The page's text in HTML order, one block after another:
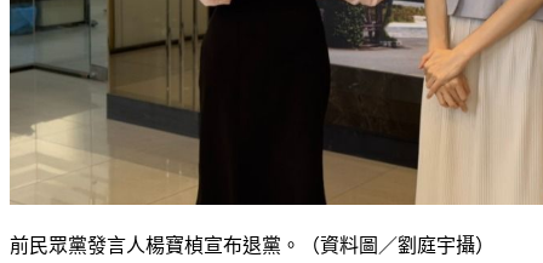
前民眾黨發言人楊寶楨宣布退黨。（資料圖／劉庭宇攝）